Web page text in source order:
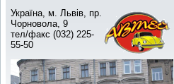
Україна, м. Львів, пр.
Чорновола, 9
тел/факс (032) 225-
55-50